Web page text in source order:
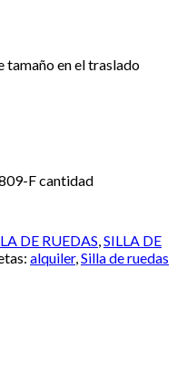
tamaño en el traslado
F cantidad
DE RUEDAS,SILLA DE
alquiler,Silla de ruedas